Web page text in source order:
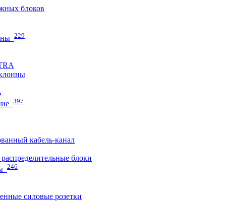
блоков
229
397
кабель-канал
блоки
246
силовые розетки